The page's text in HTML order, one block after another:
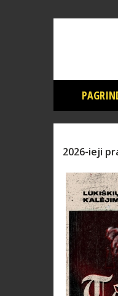
2026-ieji